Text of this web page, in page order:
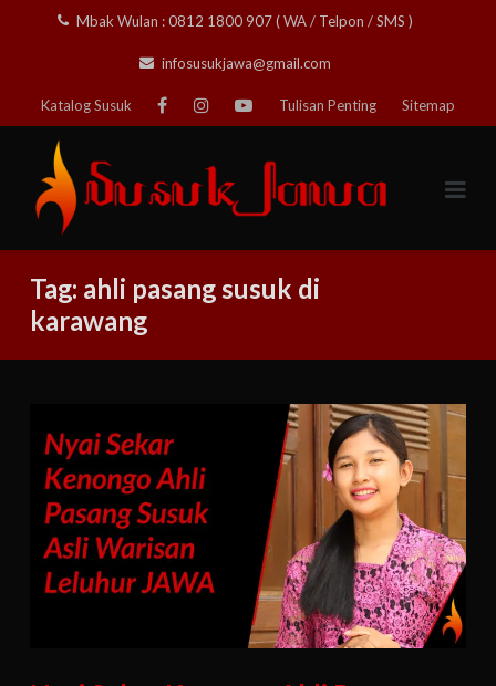
Mbak Wulan : 0812 1800 907 ( WA / Telpon / SMS )
infosusukjawa@gmail.com
Katalog Susuk Tulisan Penting Sitemap
Tag: ahli pasang susuk di
karawang